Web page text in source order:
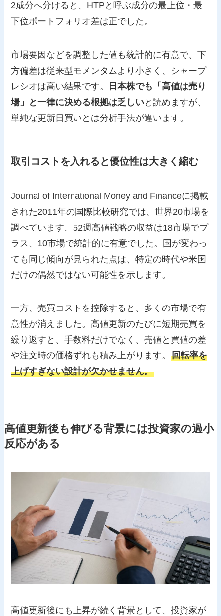
2成分へ分けると、HTPと呼ぶ成分の最上位・最
下位ポートフォリオ差は正でした。
市場要因などを調整した値も統計的に有意で、下
方偏差は従来型モメンタムより小さく、シャープ
レシオは高い結果です。
日本株でも「高値は売り
場」と一律に決める根拠は乏しいと読めますが、
単純な更新日買いとは分析手法が違います。
取引コストを入れると優位性は大きく縮む
Journal of International Money and Financeに掲載
された2011年の国際比較研究では、世界20市場を
調べています。52週高値戦略の収益は18市場でプ
ラス、10市場で統計的に有意でした。国が変わっ
ても同じ傾向が見られた点は、特定の時代や米国
だけの偶然ではない可能性を示します。
一方、売買コストを控除すると、多くの市場で有
意性が消えました。高値更新のたびに短期売買を
繰り返すと、手数料だけでなく、売値と買値の差
や注文時の価格ずれも積み上がります。回転率を
上げすぎない設計が欠かせません。
高値更新後も伸びる背景には投資家の過小
反応がある
高値更新後にも上昇が続く背景として、投資家が